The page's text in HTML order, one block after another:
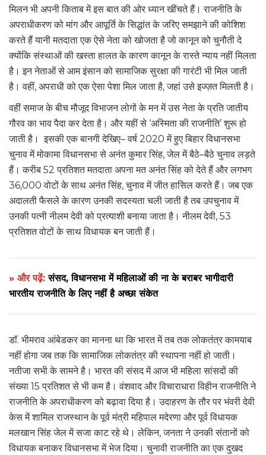
मिलन भी अपनी किताब में इस बात की ओर ध्यान खींचते हैं। राजनीति के
अपराधीकरण को मांग और आपूर्ति के सिद्धांत के जरिए समझाने की कोशिश
करते हैं यानी मतदाता एक ऐसे नेता को खोजता है जो कानून को चुनौती दे
क्योंकि संस्थाओं की खस्ता हालत के कारण कानून के रास्ते न्याय नहीं मिलता
है। इन नेताओं से आम इंसान को सामाजिक सुरक्षा की गारंटी भी मिल जाती
है। वहीं, अपराधी को एक ऐसा पेशा मिल जाता है, जहां उसे इज्ज़त मिलती है।
वहीं समाज के बीच मौजूद विभाजन लोगों के मन में उस नेता के प्रति जातीय
गौरव का भाव पैदा कर देता है। और यहीं से ‘अस्मिता की राजनीति’ शुरू हो
जाती है। इसकी एक बानगी देखिए– वर्ष 2020 में हुए बिहार विधानसभा
चुनाव में मोकामा विधानसभा से अनंत कुमार सिंह, जेल में बैठे–बैठे चुनाव लड़ते
हैं। करीब 52 प्रतिशत मतदाता अपना मत अनंत सिंह को देते हैं और लगभग
36,000 वोटों के साथ अनंत सिंह, चुनाव में जीत हासिल करते हैं। जब एक
अदालती फैसले के कारण उनकी सदस्यता चली जाती है तब उपचुनाव में
उनकी पत्नी नीलम देवी को प्रत्याशी बनाया जाता है। नीलम देवी, 53
प्रतिशत वोटों के साथ विधायक बन जाती हैं।
» और पढ़ें:संसद, विधानसभा में महिलाओं की ना के बराबर भागीदारी
भारतीय राजनीति के लिए नहीं है अच्छा संकेत
डॉ. भीमराव आंबेडकर का मानना था कि भारत में तब तक लोकतंत्र कामयाब
नहीं होगा जब तक कि सामाजिक लोकतंत्र की स्थापना नहीं हो जाती।
नतीजा सभी के सामने है। भारत की संसद में आज भी महिला सांसदों की
संख्या 15 प्रतिशत से भी कम है। वंशवाद और विचाराधारा विहीन राजनीति ने
राजनीति के अपराधीकरण को बढ़ावा दिया है। उदाहरण के तौर पर भंवरी देवी
केस में शामिल राजस्थान के पूर्व मंत्री महिपाल मदेरणा और पूर्व विधायक
मलखान सिंह जेल में सजा काट रहे थे। लेकिन, जनता ने उनकी संतानों को
विधायक बनाकर विधानसभा में भेज दिया। चुनावी राजनीति का एक दुखद